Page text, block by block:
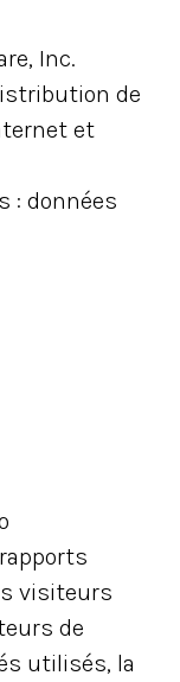
Inc.
de
et
: données
visiteurs
de
utilisés, la